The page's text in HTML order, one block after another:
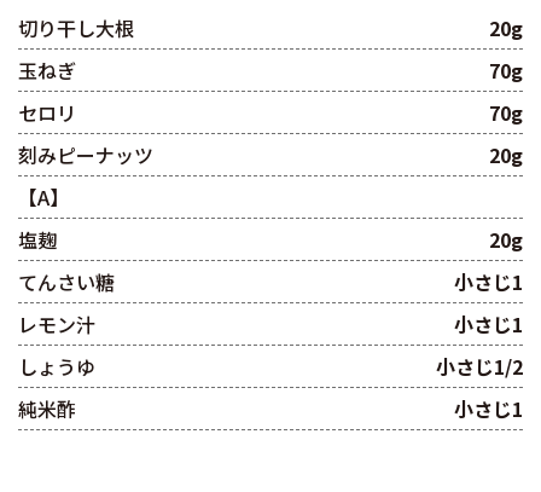
切り干し大根
20g
玉ねぎ
70g
セロリ
70g
刻みピーナッツ
20g
【A】
塩麹
20g
てんさい糖
小さじ1
レモン汁
小さじ1
しょうゆ
小さじ1/2
純米酢
小さじ1